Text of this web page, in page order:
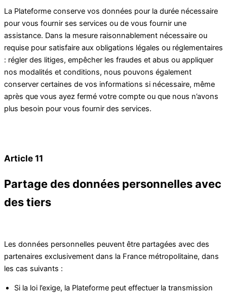
La Plateforme conserve vos données pour la durée nécessaire
pour vous fournir ses services ou de vous fournir une
assistance. Dans la mesure raisonnablement nécessaire ou
requise pour satisfaire aux obligations légales ou réglementaires
: régler des litiges, empêcher les fraudes et abus ou appliquer
nos modalités et conditions, nous pouvons également
conserver certaines de vos informations si nécessaire, même
après que vous ayez fermé votre compte ou que nous n’avons
plus besoin pour vous fournir des services.
Article 11
Partage des données personnelles avec
des tiers
Les données personnelles peuvent être partagées avec des
partenaires exclusivement dans la France métropolitaine, dans
les cas suivants :
Si la loi l’exige, la Plateforme peut effectuer la transmission